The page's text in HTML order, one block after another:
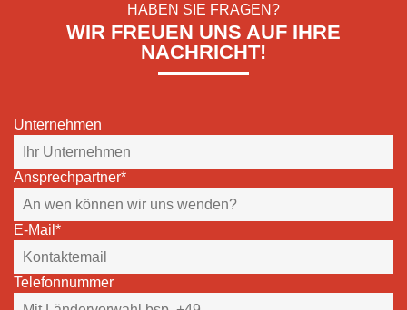
HABEN SIE FRAGEN?
WIR FREUEN UNS AUF IHRE
NACHRICHT!
Unternehmen
Ansprechpartner*
E-Mail*
Telefonnummer